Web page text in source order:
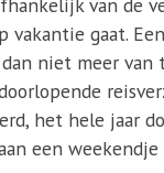
vakantie gaat.
niet meer van
het hele jaar
een weekendje